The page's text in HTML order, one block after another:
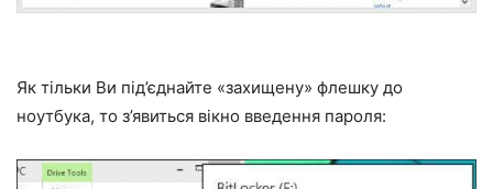
Як тільки Ви під’єднайте «захищену» флешку до
ноутбука, то з’явиться вікно введення пароля: